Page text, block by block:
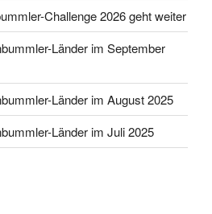
Challenge 2026 geht weiter
Länder im September
Länder im August 2025
Länder im Juli 2025